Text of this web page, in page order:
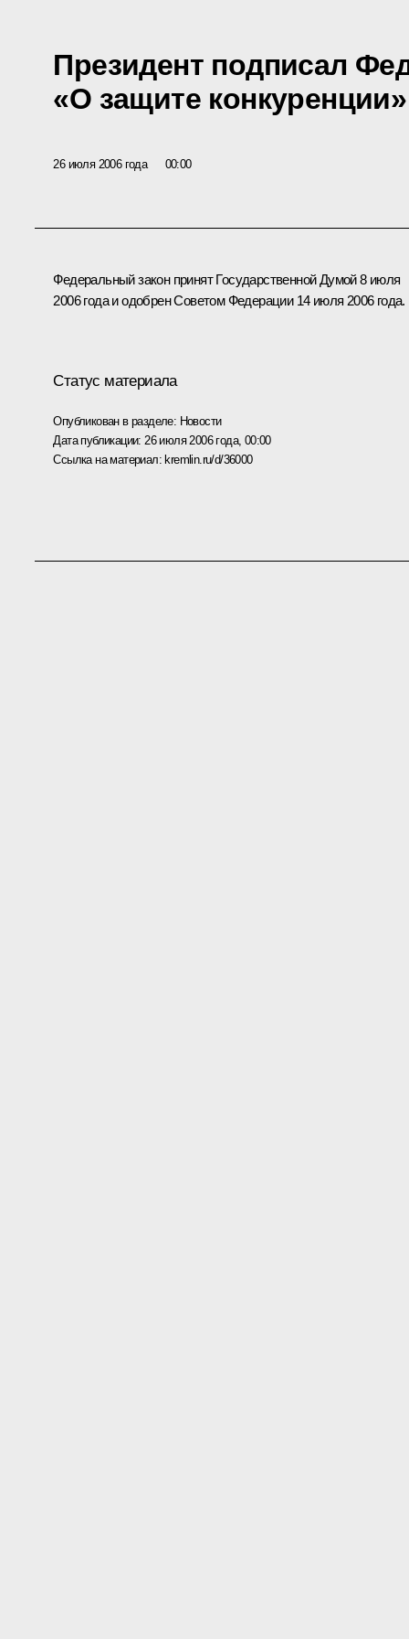
Президент подписал
«О защите конкуренции»
26 июля 2006 года 00:00
Федеральный закон принят Государственной Думой 8 июля
2006 года и одобрен Советом Федерации 14 июля 2006 года.
Статус материала
Опубликован в разделе: Новости
Дата публикации: 26 июля 2006 года, 00:00
Ссылка на материал:kremlin.ru/d/36000